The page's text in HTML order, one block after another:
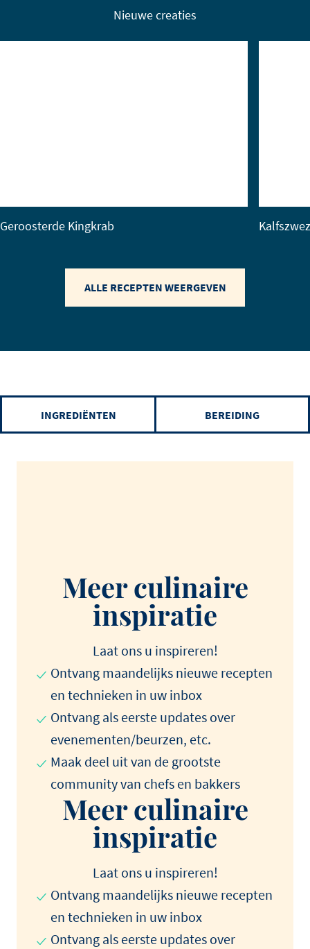
Nieuwe creaties
Geroosterde Kingkrab
ALLE RECEPTEN WEERGEVEN
INGREDIËNTEN BEREIDING
Meer culinaire
inspiratie
Laat ons u inspireren!
Ontvang maandelijks nieuwe recepten
en technieken in uw inbox
Ontvang als eerste updates over
evenementen/beurzen, etc.
Maak deel uit van de grootste
community van chefs en bakkers
Meer culinaire
inspiratie
Laat ons u inspireren!
Ontvang maandelijks nieuwe recepten
en technieken in uw inbox
Ontvang als eerste updates over